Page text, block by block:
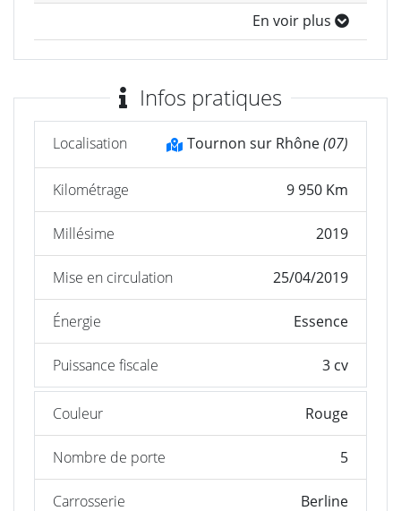
En voir plus
Infos pratiques
Localisation Tournon sur Rhône(07)
Kilométrage 9 950 Km
Millésime 2019
Mise en circulation 25/04/2019
Énergie Essence
Puissance fiscale 3 cv
Couleur Rouge
Nombre de porte 5
Carrosserie Berline